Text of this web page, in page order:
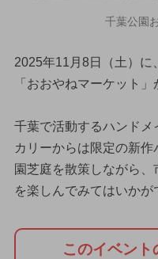
千葉公園
2025年11月8日（土）に
「おおやねマーケット」
千葉で活動するハンド
カリーからは限定の新
園芝庭を散策しながら
を楽しんでみてはいかが
このイベント